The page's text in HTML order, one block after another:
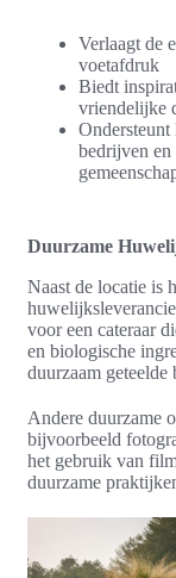
Verlaagt de
voetafdruk
Biedt
vriendelijke
Ondersteunt
bedrijven en
Duurzame
Naast de locatie is
voor een cateraar
en biologische
duurzaam
Andere duurzame
bijvoorbeeld
het gebruik van
duurzame